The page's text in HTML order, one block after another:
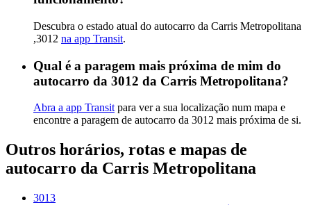
Descubra o estado atual do autocarro da Carris Metropolitana
,3012 na app Transit.
Qual é a paragem mais próxima de mim do
autocarro da 3012 da Carris Metropolitana?
Abra a app Transit para ver a sua localização num mapa e
encontre a paragem de autocarro da 3012 mais próxima de si.
Outros horários, rotas e mapas de
autocarro da Carris Metropolitana
3013